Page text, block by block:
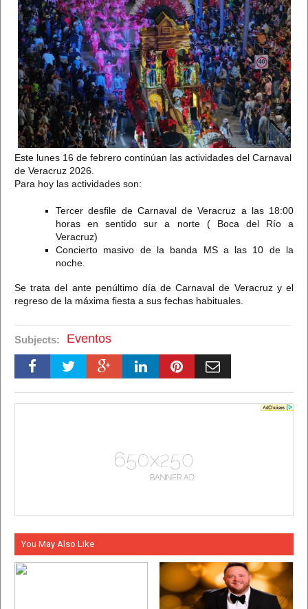
Este lunes 16 de febrero continúan las actividades del Carnaval
de Veracruz 2026.
Para hoy las actividades son:
Tercer desfile de Carnaval de Veracruz a las 18:00
horas en sentido sur a norte ( Boca del Río a
Veracruz)
Concierto masivo de la banda MS a las 10 de la
noche.
Se trata del ante penúltimo día de Carnaval de Veracruz y el
regreso de la máxima fiesta a sus fechas habituales.
Subjects: Eventos
You May Also Like